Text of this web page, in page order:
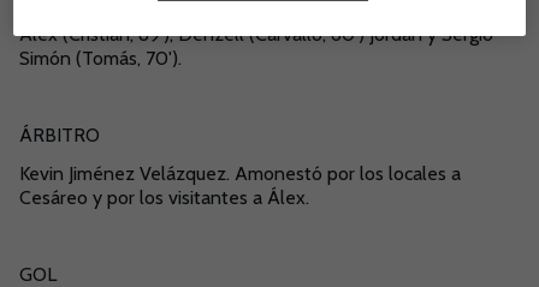
Álex (Cristian, 89'), Denzell (Carvallo, 60') Jordan y Sergio
Simón (Tomás, 70').
ÁRBITRO
Kevin Jiménez Velázquez. Amonestó por los locales a
Cesáreo y por los visitantes a Álex.
GOL